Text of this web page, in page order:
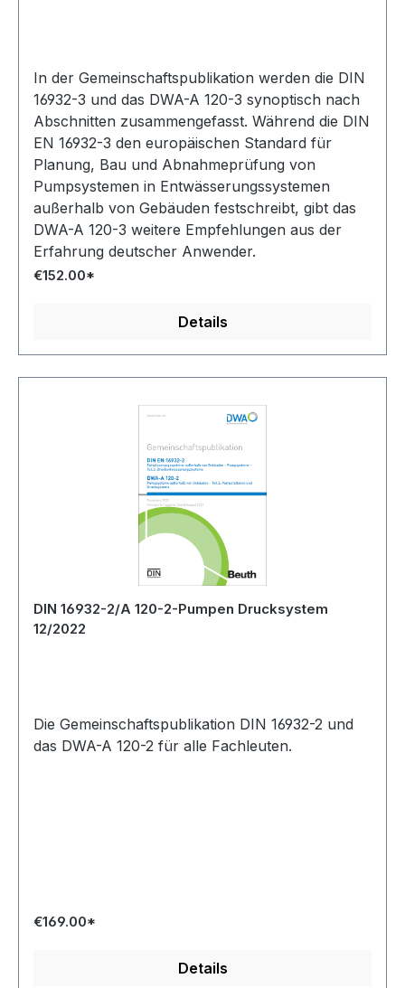
In der Gemeinschaftspublikation werden die DIN
16932-3 und das DWA-A 120-3 synoptisch nach
Abschnitten zusammengefasst. Während die DIN
EN 16932-3 den europäischen Standard für
Planung, Bau und Abnahmeprüfung von
Pumpsystemen in Entwässerungssystemen
außerhalb von Gebäuden festschreibt, gibt das
DWA-A 120-3 weitere Empfehlungen aus der
Erfahrung deutscher Anwender.
€152.00*
Details
DIN 16932-2/A 120-2-Pumpen Drucksystem
12/2022
Die Gemeinschaftspublikation DIN 16932-2 und
das DWA-A 120-2 für alle Fachleuten.
€169.00*
Details